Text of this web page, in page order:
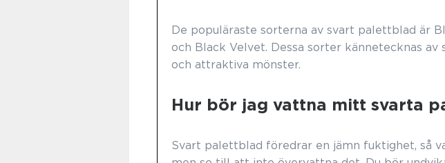
De populäraste sorterna av svart palettblad är
och Black Velvet. Dessa sorter kännetecknas av
och attraktiva mönster.
Hur bör jag vattna mitt svarta
Svart palettblad föredrar en jämn fuktighet, så